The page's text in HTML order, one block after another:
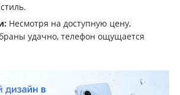
Несмотря на доступную цену,
удачно, телефон ощущается